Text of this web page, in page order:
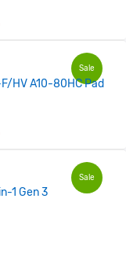
Sale
HV A10-80HC Pad
Sale
1 Gen 3